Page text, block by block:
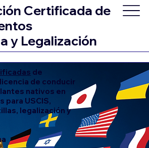
Certificada de
y Legalización
de
de conducir
nativos en
para USCIS,
legalización y